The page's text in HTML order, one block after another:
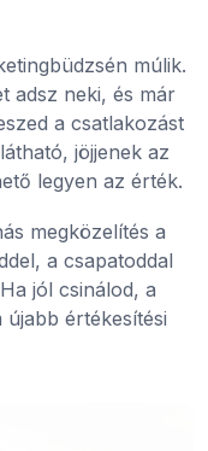
múlik.
adsz neki, és már
a csatlakozást
jöjjenek az
legyen az érték.
megközelítés a
a csapatoddal
jól csinálod, a
újabb értékesítési